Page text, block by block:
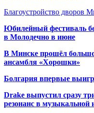
Благоустройство дворов
Юбилейный фестиваль
в Молодечно в июне
В Минске прошёл
ансамбля «Хорошки»
Болгария впервые
Drake выпустил сразу
резонанс в музыкальной